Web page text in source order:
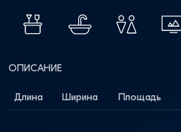
ОПИСАНИЕ
Длина Ширина Площадь